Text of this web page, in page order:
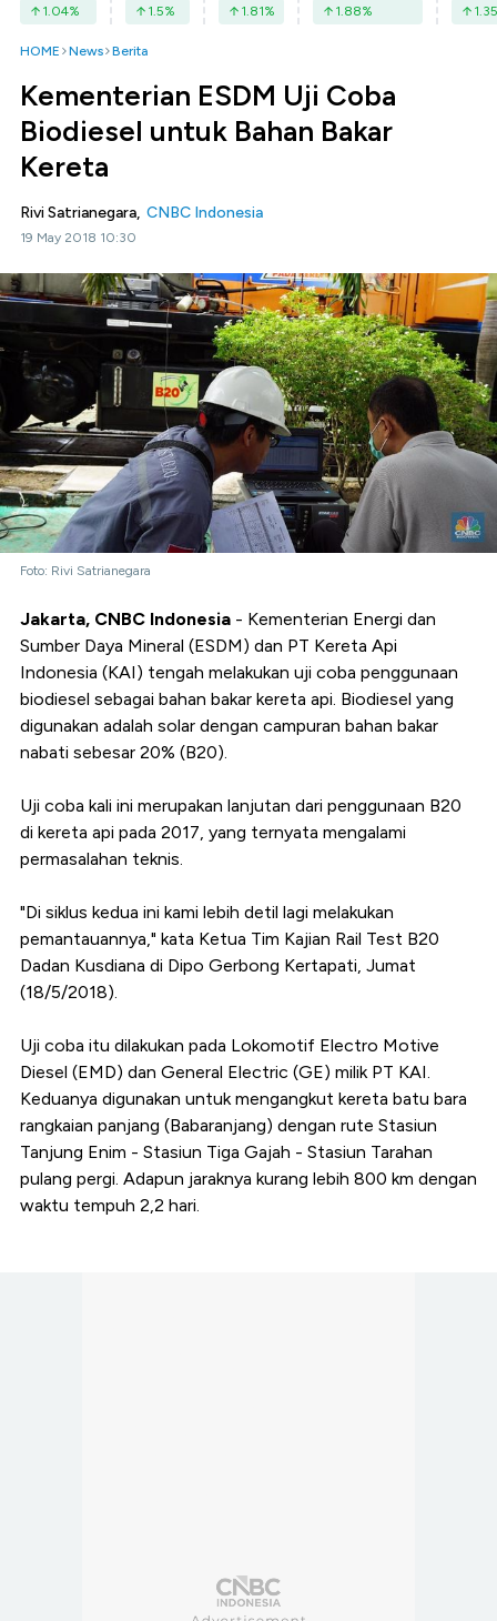
1.04% 1.5% 1.81% 1.88% 1.35
HOME News Berita
Kementerian ESDM Uji Coba
Biodiesel untuk Bahan Bakar
Kereta
Rivi Satrianegara, CNBC Indonesia
19 May 2018 10:30
Foto: Rivi Satrianegara
Jakarta, CNBC Indonesia - Kementerian Energi dan
Sumber Daya Mineral (ESDM) dan PT Kereta Api
Indonesia (KAI) tengah melakukan uji coba penggunaan
biodiesel sebagai bahan bakar kereta api. Biodiesel yang
digunakan adalah solar dengan campuran bahan bakar
nabati sebesar 20% (B20).
Uji coba kali ini merupakan lanjutan dari penggunaan B20
di kereta api pada 2017, yang ternyata mengalami
permasalahan teknis.
"Di siklus kedua ini kami lebih detil lagi melakukan
pemantauannya," kata Ketua Tim Kajian Rail Test B20
Dadan Kusdiana di Dipo Gerbong Kertapati, Jumat
(18/5/2018).
Uji coba itu dilakukan pada Lokomotif Electro Motive
Diesel (EMD) dan General Electric (GE) milik PT KAI.
Keduanya digunakan untuk mengangkut kereta batu bara
rangkaian panjang (Babaranjang) dengan rute Stasiun
Tanjung Enim - Stasiun Tiga Gajah - Stasiun Tarahan
pulang pergi. Adapun jaraknya kurang lebih 800 km dengan
waktu tempuh 2,2 hari.